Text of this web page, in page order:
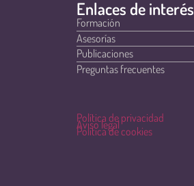
Enlaces de interés
Formación
Asesorías
Publicaciones
Preguntas frecuentes
Política de privacidad
Aviso legal
Política de cookies